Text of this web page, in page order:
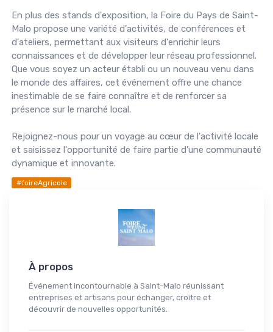
En plus des stands d'exposition, la Foire du Pays de Saint-
Malo propose une variété d'activités, de conférences et
d'ateliers, permettant aux visiteurs d'enrichir leurs
connaissances et de développer leur réseau professionnel.
Que vous soyez un acteur établi ou un nouveau venu dans
le monde des affaires, cet événement offre une chance
inestimable de se faire connaître et de renforcer sa
présence sur le marché local.
Rejoignez-nous pour un voyage au cœur de l'activité locale
et saisissez l'opportunité de faire partie d'une communauté
dynamique et innovante.
#foireAgricole
À propos
Événement incontournable à Saint-Malo réunissant
entreprises et artisans pour échanger, croître et
découvrir de nouvelles opportunités.